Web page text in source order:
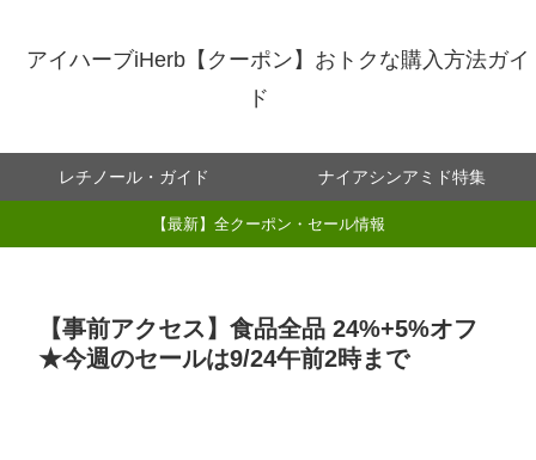
アイハーブiHerb【クーポン】おトクな購入方法ガイ
ド
レチノール・ガイド ナイアシンアミド特集
【最新】全クーポン・セール情報
【事前アクセス】食品全品 24%+5%オフ
★今週のセールは9/24午前2時まで